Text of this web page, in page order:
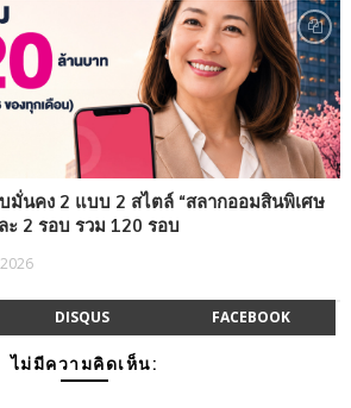
มั่นคง 2 แบบ 2 สไตล์ “สลากออมสินพิเศษ
ะ 2 รอบ รวม 120 รอบ
DISQUS FACEBOOK
ไม่มีความคิดเห็น: